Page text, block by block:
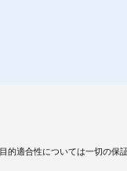
適合性については一切の保